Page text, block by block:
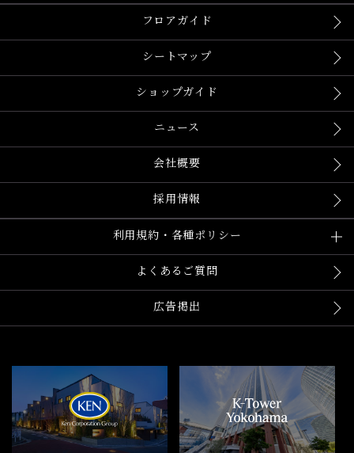
フロアガイド
シートマップ
ショップガイド
ニュース
会社概要
採用情報
利用規約・各種ポリシー
よくあるご質問
広告掲出